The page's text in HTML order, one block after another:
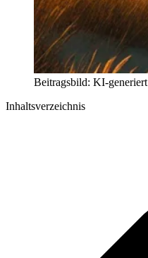
Beitragsbild: KI-generiert
Inhaltsverzeichnis